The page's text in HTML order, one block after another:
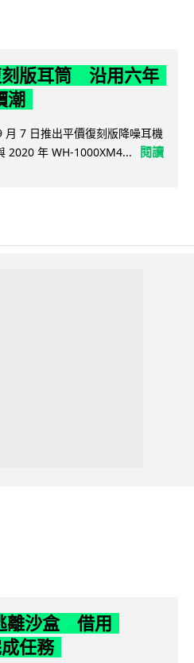
刻版耳筒 沿用六年
潮
7 日推出平價復刻版降噪耳機
2020 年 WH-1000XM4...
閱讀
離沙盒 借用
任務